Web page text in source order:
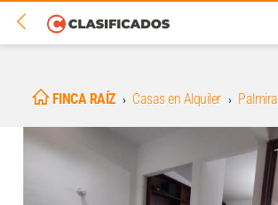
FINCA RAÍZ Casas en Alquiler Palmira